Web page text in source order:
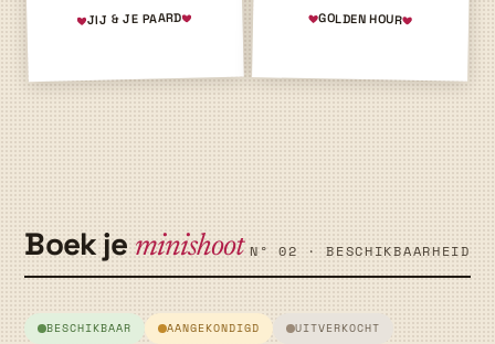
JIJ & JE PAARD GOLDEN HOUR
Boek je minishoot Nº 02 · BESCHIKBAARHEID
BESCHIKBAAR AANGEKONDIGD UITVERKOCHT